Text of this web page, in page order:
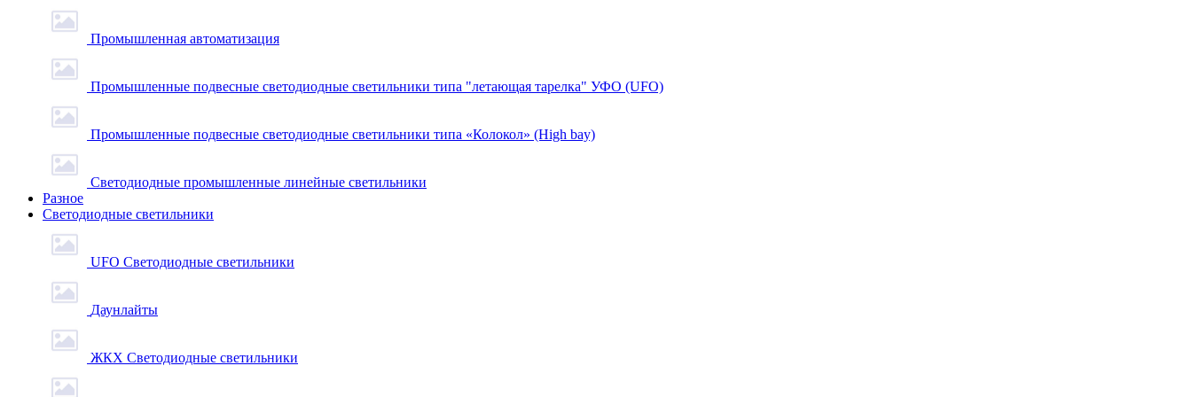
Промышленная автоматизация
Промышленные подвесные cветодиодные светильники типа "летающая тарелка" УФО (UFO)
Промышленные подвесные cветодиодные светильники типа «Колокол» (High bay)
Светодиодные промышленные линейные светильники
Разное
Светодиодные светильники
UFO Светодиодные светильники
Даунлайты
ЖКХ Светодиодные светильники